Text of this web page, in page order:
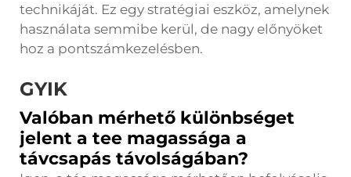
technikáját. Ez egy stratégiai eszköz, amelynek
használata semmibe kerül, de nagy előnyöket
hoz a pontszámkezelésben.
GYIK
Valóban mérhető különbséget
jelent a tee magassága a
távcsapás távolságában?